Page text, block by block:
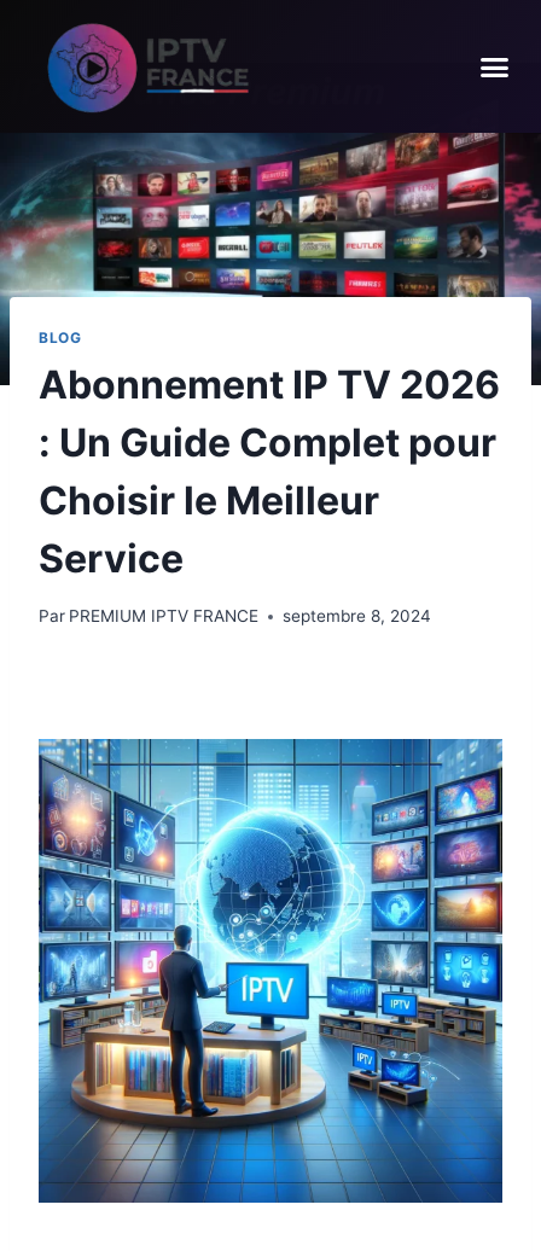
BLOG
Abonnement IP TV 2026
: Un Guide Complet pour
Choisir le Meilleur
Service
Par PREMIUM IPTV FRANCE septembre 8, 2024